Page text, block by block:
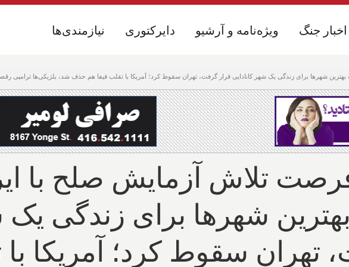
شهرها برای زندگی یک شهر کانادایی قرار گرفت، تهران سقوط کرد؛ آمریکا با تقلب فیفا هم حذف شد، بلژیکی‌ها ترامپی
نیازمندی‌ها دایرکتوری ویژه‌نامه و آرشیو اخبار جنگ نیازمندی‌ها دایرکتوری ویژه‌نامه و آرشیو اخبار جنگ
فرصت تلاش آزمایش صلح با
شهرها برای زندگی یک
تهران سقوط کرد؛ آمریکا با